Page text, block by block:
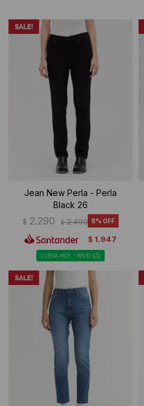
Jean New Perla - Perla
Black 26
$ 2.290 $ 2.490 8
$ 1.947
LLEGA HOY - MVD